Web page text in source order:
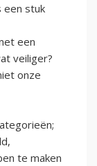
een stuk
een
veiliger?
onze
te maken